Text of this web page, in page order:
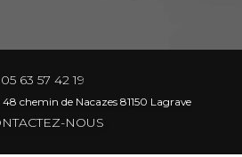
05 63 57 42 19
chemin de Nacazes 81150 Lagrave
NOUS